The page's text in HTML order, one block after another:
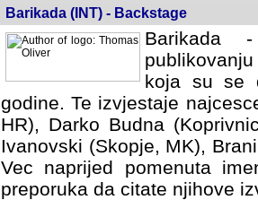
Barikada (INT) - Backstage
Barikada
koja su se
godine. Te izvjestaje
HR), Darko Budna
Ivanovski (Skopje, MK),
Vec naprijed pomenuta
preporuka da citate njihove